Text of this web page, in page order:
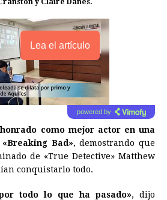
y Claire Danes.
Lea el artículo
powered by
como mejor actor en una
Bad», demostrando que
de «True Detective» Matthew
conquistarlo todo.
todo lo que ha pasado», dijo